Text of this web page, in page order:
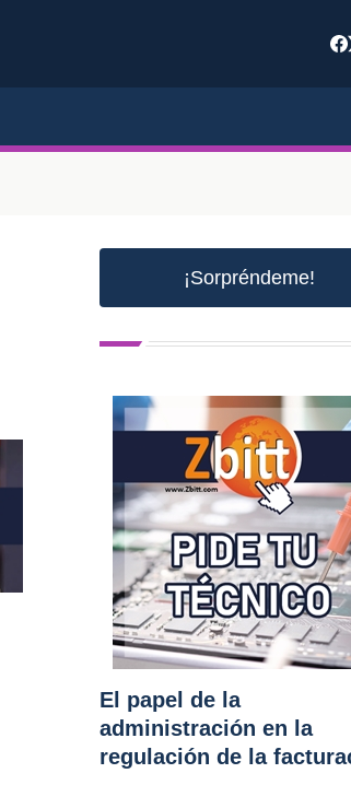
¡Sorpréndeme!
El papel de la
administración en la
regulación de la